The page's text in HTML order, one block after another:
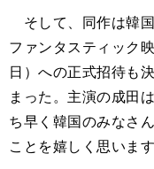
そして、同作は韓
ファンタスティック
日）への正式招待も
まった。主演の成田
ち早く韓国のみなさ
ことを嬉しく思いま